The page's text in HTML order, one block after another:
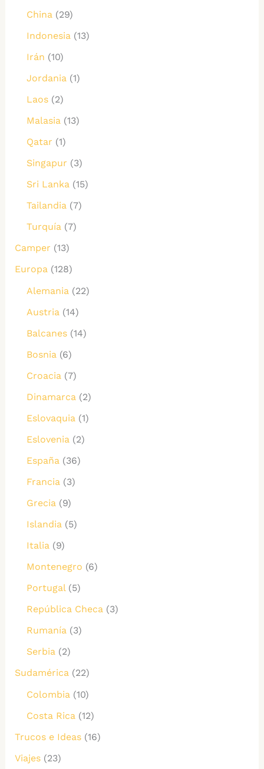
China(29)
Indonesia(13)
Irán (10)
Jordania(1)
Laos(2)
Malasia(13)
Qatar (1)
Singapur (3)
Sri Lanka(15)
Tailandia(7)
Turquía(7)
Camper (13)
Europa(128)
Alemania(22)
Austria(14)
Balcanes(14)
Bosnia(6)
Croacia(7)
Dinamarca(2)
Eslovaquia(1)
Eslovenia(2)
España(36)
Francia(3)
Grecia(9)
Islandia(5)
Italia(9)
Montenegro (6)
Portugal(5)
República Checa(3)
Rumanía(3)
Serbia(2)
Sudamérica(22)
Colombia(10)
Costa Rica(12)
Trucos e Ideas(16)
Viajes(23)